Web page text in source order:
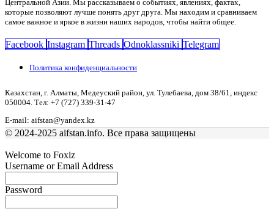
Центральной Азии. Мы рассказываем о событиях, явлениях, фактах,
которые позволяют лучше понять друг друга. Мы находим и сравниваем
самое важное и яркое в жизни наших народов, чтобы найти общее.
Facebook Instagram Threads Odnoklassniki Telegram
Политика конфиденциальности
Казахстан, г. Алматы, Медеуский район, ул. Тулебаева, дом 38/61, индекс
050004. Тел: +7 (727) 339-31-47
E-mail: aifstan@yandex.kz
© 2024-2025 aifstan.info. Все права защищены
Welcome to Foxiz
Username or Email Address
Password